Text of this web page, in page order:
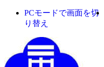
PCモードで画面を切
り替え